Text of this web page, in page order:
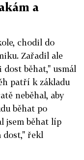
a
chodil do
Zařadil ale
běhat," usmál
patří k základu
neběhal, aby
běhat po
jsem běhat líp
řekl